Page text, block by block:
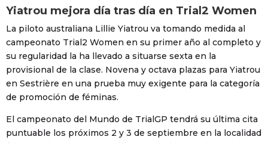
Yiatrou mejora día tras día en Trial2 Women
La piloto australiana Lillie Yiatrou va tomando medida al
campeonato Trial2 Women en su primer año al completo y
su regularidad la ha llevado a situarse sexta en la
provisional de la clase. Novena y octava plazas para Yiatrou
en Sestrière en una prueba muy exigente para la categoría
de promoción de féminas.
El campeonato del Mundo de TrialGP tendrá su última cita
puntuable los próximos 2 y 3 de septiembre en la localidad